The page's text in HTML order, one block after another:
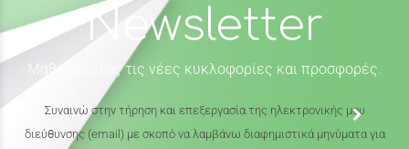
Newsletter
Μάθε πρώτος τις νέες κυκλοφορίες και προσφορές.
Συναινώ στην τήρηση και επεξεργασία της ηλεκτρονικής μου
διεύθυνσης (email) με σκοπό να λαμβάνω διαφημιστικά μηνύματα για